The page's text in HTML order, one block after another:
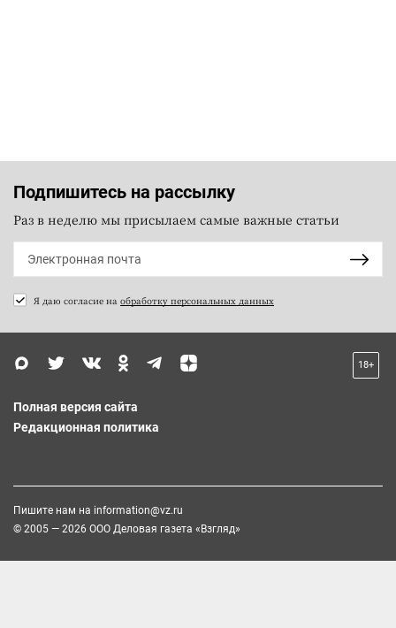
Подпишитесь на рассылку
Раз в неделю мы присылаем самые важные статьи
Я даю согласие на обработку персональных данных
18+
Полная версия сайта
Редакционная политика
Пишите нам на information@vz.ru
© 2005 — 2026 ООО Деловая газета «Взгляд»